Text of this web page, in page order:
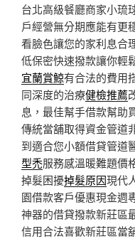
台北高級餐廳商家小琉
戶經營無分期應能有更
看臉色讓您的家利息合
低保密快速撥款讓你輕
宜蘭賞鯨有合法的費用
同深度的治療健檢推薦
息，最佳幫手借款幫助
傳統當舖取得資金管道
到適合您小額借貸管道
型禿服務感溫暖難題價
掉髮困擾掉髮原因現代
園借款客戶優惠現金週
神器的借貸撥款新莊區
信用合法喜歡新莊區當